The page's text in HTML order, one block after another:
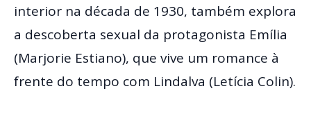
interior na década de 1930, também explora
a descoberta sexual da protagonista Emília
(Marjorie Estiano), que vive um romance à
frente do tempo com Lindalva (Letícia Colin).